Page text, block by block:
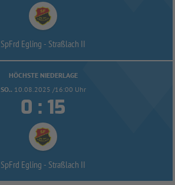
SpFrd Egling - Straßlach II
HÖCHSTE NIEDERLAGE
SO.. 10.08.2025 /16:00 Uhr
 : 
SpFrd Egling - Straßlach II